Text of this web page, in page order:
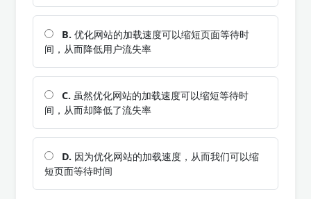
B. 优化网站的加载速度可以缩短页面等待时
间，从而降低用户流失率
C. 虽然优化网站的加载速度可以缩短等待时
间，从而却降低了流失率
D. 因为优化网站的加载速度，从而我们可以缩
短页面等待时间